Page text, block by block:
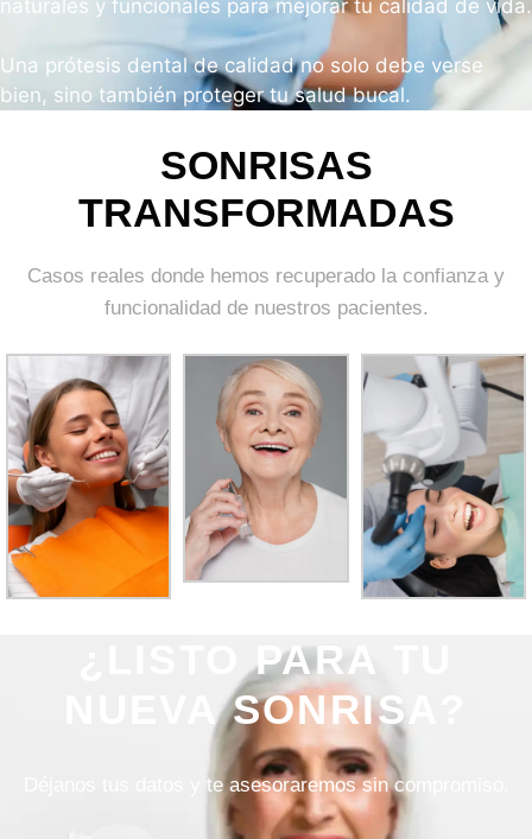
naturales y funcionales para mejorar tu calidad de vida.
Una prótesis dental de calidad no solo debe verse
bien, sino también proteger tu salud bucal.
SONRISAS
TRANSFORMADAS
Casos reales donde hemos recuperado la confianza y
funcionalidad de nuestros pacientes.
¿LISTO PARA TU
NUEVA SONRISA?
Déjanos tus datos y te asesoraremos sin compromiso.